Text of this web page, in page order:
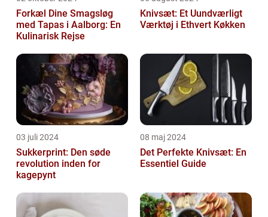
Forkæl Dine Smagsløg
med Tapas i Aalborg: En
Kulinarisk Rejse
Knivsæt: Et Uundværligt
Værktøj i Ethvert Køkken
03 juli 2024
Sukkerprint: Den søde
revolution inden for
kagepynt
08 maj 2024
Det Perfekte Knivsæt: En
Essentiel Guide